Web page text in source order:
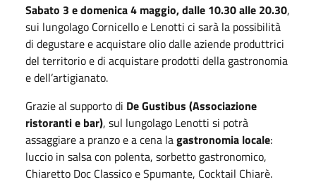
Sabato 3 e domenica 4 maggio, dalle 10.30 alle 20.30,
sui lungolago Cornicello e Lenotti ci sarà la possibilità
di degustare e acquistare olio dalle aziende produttrici
del territorio e di acquistare prodotti della gastronomia
e dell’artigianato.
Grazie al supporto di De Gustibus (Associazione
ristoranti e bar), sul lungolago Lenotti si potrà
assaggiare a pranzo e a cena lagastronomia locale:
luccio in salsa con polenta, sorbetto gastronomico,
Chiaretto Doc Classico e Spumante, Cocktail Chiarè.